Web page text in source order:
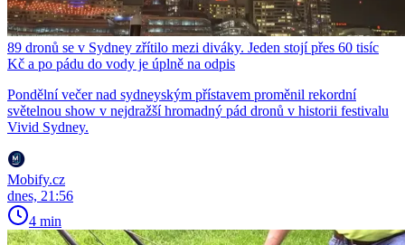
89 dronů se v Sydney zřítilo mezi diváky. Jeden stojí přes 60 tisíc
Kč a po pádu do vody je úplně na odpis
Pondělní večer nad sydneyským přístavem proměnil rekordní
světelnou show v nejdražší hromadný pád dronů v historii festivalu
Vivid Sydney.
Mobify.cz
dnes, 21:56
4 min